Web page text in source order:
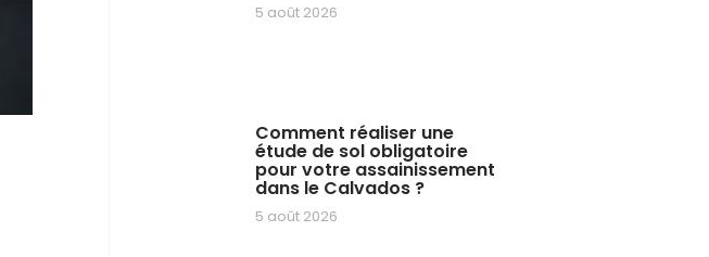
5 août 2026
Comment réaliser une
étude de sol obligatoire
pour votre assainissement
dans le Calvados ?
5 août 2026